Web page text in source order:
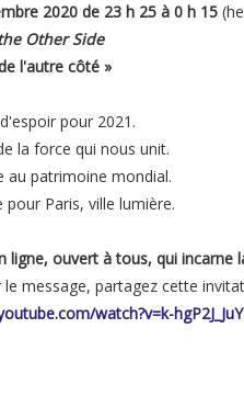
2020 de 23 h 25 à 0 h 15
Other Side
l'autre côté »
pour 2021.
la force qui nous unit.
au patrimoine mondial.
pour Paris, ville lumière.
ligne, ouvert à tous, qui incarne
le message, partagez cette
watch?v=k-hgP2J_JuY